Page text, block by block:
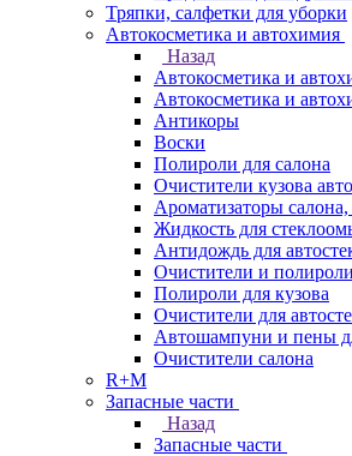
Тряпки, салфетки для уборки
Автокосметика и автохимия
Назад
Автокосметика и
Автокосметика и
Антикоры
Воски
Полироли для салона
Очистители кузова
Ароматизаторы
Жидкость для
Антидождь для
Очистители и
Полироли для кузова
Очистители для
Автошампуни и пены
Очистители салона
R+M
Запасные части
Назад
Запасные части